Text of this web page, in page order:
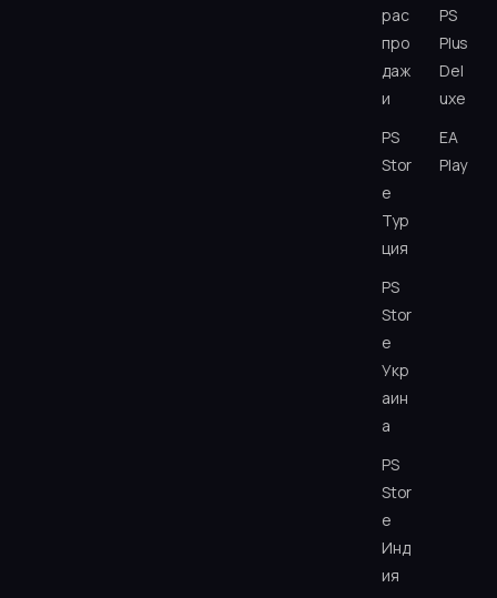
рас
про
даж
и
PS
Stor
e
Тур
ция
PS
Stor
e
Укр
аин
а
PS
Stor
e
Инд
ия
PS
Plus
Del
uxe
EA
Play